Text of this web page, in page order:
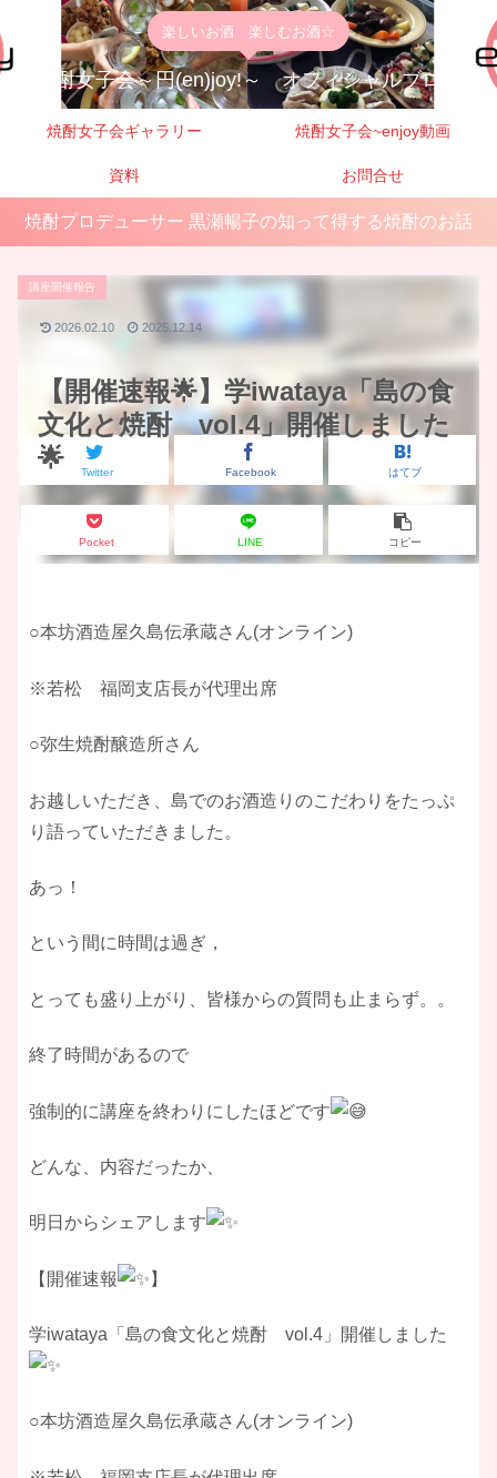
楽しいお酒 楽しむお酒☆
焼酎女子会～円(en)joy!～ オフィシャルブログ
焼酎女子会ギャラリー 焼酎女子会~enjoy動画
資料 お問合せ
焼酎プロデューサー 黒瀬暢子の知って得する焼酎のお話
【開催速報🌟】学iwataya「島の食
文化と焼酎 vol.4」開催しました
🌟
講座開催報告
Twitter Facebook はてブ
Pocket LINE コピー
2026.02.10 2025.12.14
○本坊酒造屋久島伝承蔵さん(オンライン)
※若松 福岡支店長が代理出席
○弥生焼酎醸造所さん
お越しいただき、島でのお酒造りのこだわりをたっぷ
り語っていただきました。
あっ！
という間に時間は過ぎ，
とっても盛り上がり、皆様からの質問も止まらず。。
終了時間があるので
強制的に講座を終わりにしたほどです
どんな、内容だったか、
明日からシェアします
【開催速報 】
学iwataya「島の食文化と焼酎 vol.4」開催しました
○本坊酒造屋久島伝承蔵さん(オンライン)